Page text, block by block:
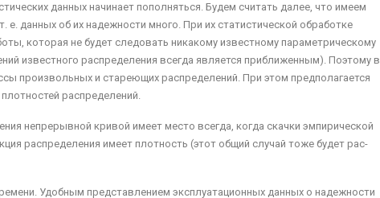
данных начинает пополняться. Будем считать далее, что имеем
данных об их надежности много. При их статистической обработке
которая не будет следовать никакому известному параметрическому
известного распределения всегда является приближенным). Поэтому в
произвольных и стареющих распределений. При этом предполагается
распределений.
непрерывной кривой имеет место всегда, когда скачки эмпирической
распределения имеет плотность (этот общий случай тоже будет рас­
Удобным представлением эксплуатацион­ных данных о надежности